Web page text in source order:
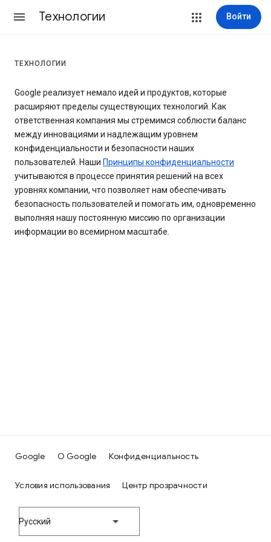
Технологии Войти
ТЕХНОЛОГИИ
Google реализует немало идей и продуктов, которые
расширяют пределы существующих технологий. Как
ответственная компания мы стремимся соблюсти баланс
между инновациями и надлежащим уровнем
конфиденциальности и безопасности наших
пользователей. Наши Принципы конфиденциальности
учитываются в процессе принятия решений на всех
уровнях компании, что позволяет нам обеспечивать
безопасность пользователей и помогать им, одновременно
выполняя нашу постоянную миссию по организации
информации во всемирном масштабе.
Google О Google Конфиденциальность
Условия использования Центр прозрачности
Русский